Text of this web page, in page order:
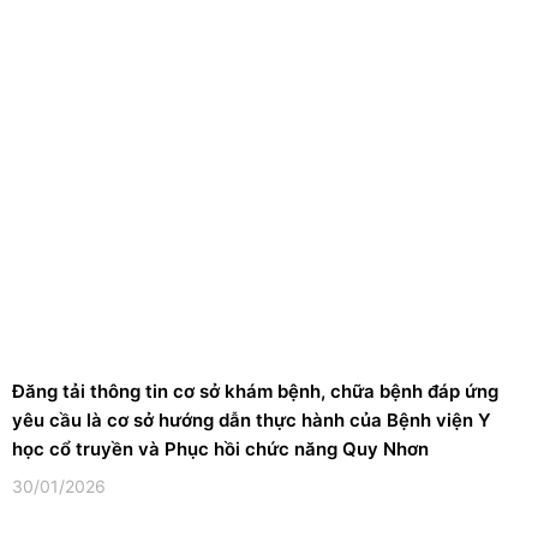
Đăng tải thông tin cơ sở khám bệnh, chữa bệnh đáp ứng
yêu cầu là cơ sở hướng dẫn thực hành của Bệnh viện Y
học cổ truyền và Phục hồi chức năng Quy Nhơn
30/01/2026